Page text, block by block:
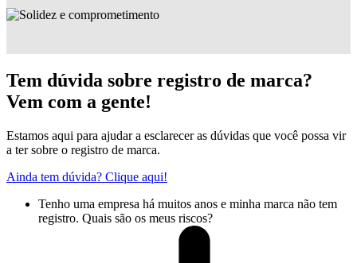
Tem dúvida sobre registro de marca?
Vem com a gente!
Estamos aqui para ajudar a esclarecer as dúvidas que você possa vir
a ter sobre o registro de marca.
Ainda tem dúvida? Clique aqui!
Tenho uma empresa há muitos anos e minha marca não tem
registro. Quais são os meus riscos?